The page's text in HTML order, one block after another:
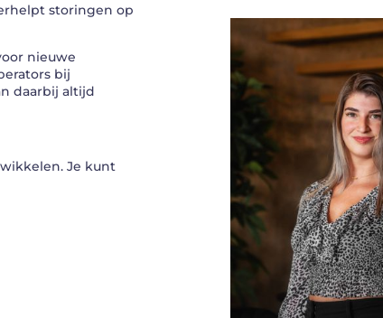
storingen op
nieuwe
bij
daarbij altijd
Je kunt